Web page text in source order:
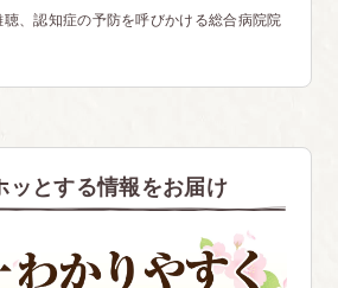
、認知症の予防を呼びかける総合病院院
ッとする情報をお届け